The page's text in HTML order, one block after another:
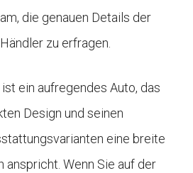
die genauen Details der
zu erfragen.
ein aufregendes Auto, das
Design und seinen
eine breite
anspricht. Wenn Sie auf der